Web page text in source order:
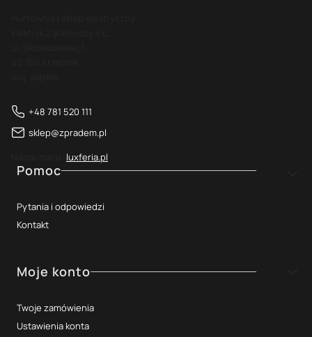
+48 781 520 111
sklep@zpradem.pl
luxferia.pl
Linki w stopce
Pomoc
Pytania i odpowiedzi
Kontakt
Moje konto
Twoje zamówienia
Ustawienia konta